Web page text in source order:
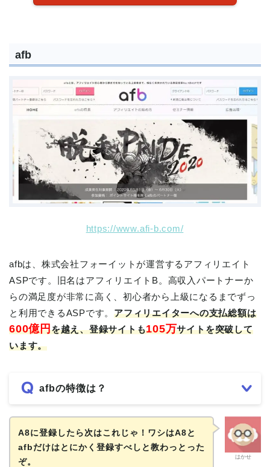
afb
https://www.afi-b.com/
afbは、株式会社フォーイットが運営するアフィリエイト
ASPです。旧名はアフィリエイトB。高収入パートナーか
らの満足度が非常に高く、初心者から上級になるまでずっ
と利用できるASPです。アフィリエイターへの支払総額は
600億円を越え、登録サイトも105万サイトを突破して
います。
afbの特徴は？
はかせ
A8に登録したら次はこれじゃ！ワシはA8と
afbだけはとにかく登録すべしと教わっとった
ぞ。